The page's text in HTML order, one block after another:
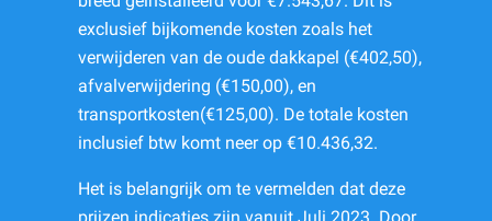
exclusief bijkomende kosten zoals het
verwijderen van de oude dakkapel (€402,50),
afvalverwijdering (€150,00), en
transportkosten(€125,00). De totale kosten
inclusief btw komt neer op €10.436,32.
Het is belangrijk om te vermelden dat deze